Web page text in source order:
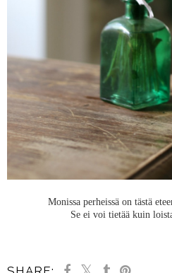
Monissa perheissä on tästä
Se ei voi tietää kuin